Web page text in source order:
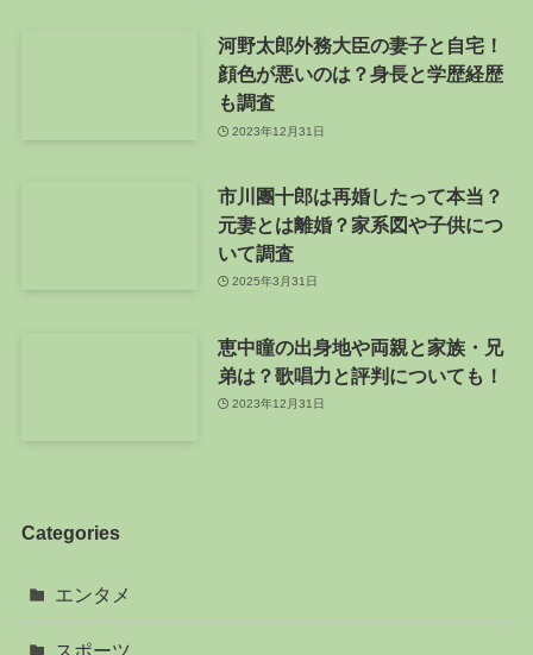
河野太郎外務大臣の妻子と自宅！
顔色が悪いのは？身長と学歴経歴
も調査
2023年12月31日
市川團十郎は再婚したって本当？
元妻とは離婚？家系図や子供につ
いて調査
2025年3月31日
恵中瞳の出身地や両親と家族・兄
弟は？歌唱力と評判についても！
2023年12月31日
Categories
エンタメ
スポーツ